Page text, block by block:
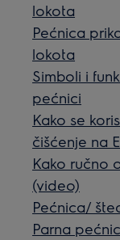
lokota
Pećnica
lokota
Simboli i
pećnici
Kako se
čišćenje na
Kako ručno
(video)
Pećnica/
Parna